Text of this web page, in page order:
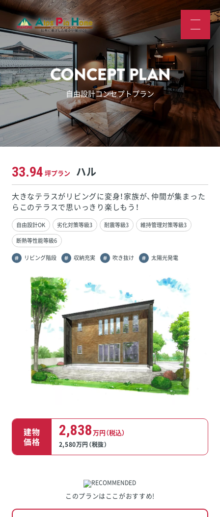
自由設計コンセプトプラン
33.94 坪プラン ハル
大きなテラスがリビングに変身！家族が、仲間が集まった
らこのテラスで思いっきり楽しもう！
自由設計OK 劣化対策等級3 耐震等級3
維持管理対策等級3
断熱等性能等級6
リビング階段 収納充実 吹き抜け 太陽光発電
建物
価格
2,838万円（税込）
2,580万円（税抜）
このプランはここがおすすめ!